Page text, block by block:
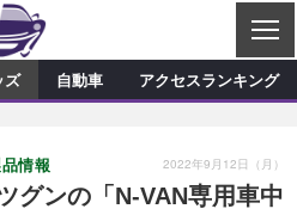
C
L
S
ショップ訪問記
カスタマイズ新製品情報
ズ 自動車 アクセスランキング
グンの「N-VAN専用車中
情報 2022年9月12日（月）